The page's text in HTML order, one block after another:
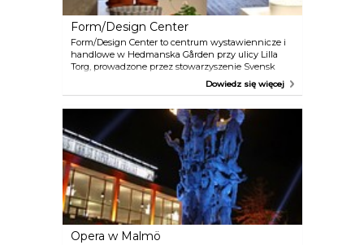
Form/Design Center
Form/Design Center to centrum wystawiennicze i
handlowe w Hedmanska Gården przy ulicy Lilla
Torg, prowadzone przez stowarzyszenie Svensk
Form z regionu Skåne. Można tam znaleźć
najlepszy szwedzki design i produkty lokalnego
Dowiedz się więcej
Opera w Malmö